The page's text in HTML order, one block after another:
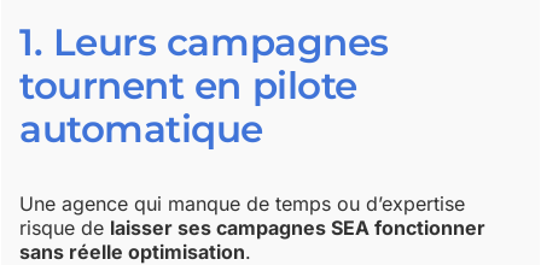
1. Leurs campagnes
tournent en pilote
automatique
Une agence qui manque de temps ou d’expertise
risque de laisser ses campagnes SEA fonctionner
sans réelle optimisation.